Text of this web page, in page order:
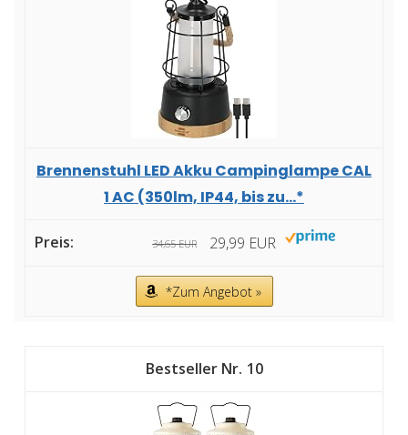
Brennenstuhl LED Akku Campinglampe CAL
1 AC (350lm, IP44, bis zu...*
34,65 EUR 29,99 EUR
*Zum Angebot »
10